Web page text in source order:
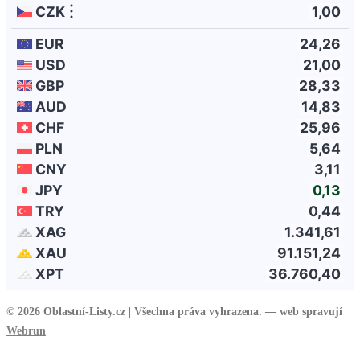
© 2026 Oblastní-Listy.cz | Všechna práva vyhrazena. — web spravují
Webrun